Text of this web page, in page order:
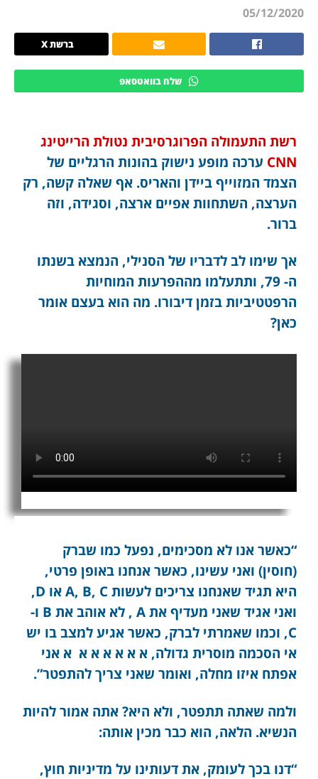
05/12/2020
ברשת X
שלח בוואטסאפ
רשת התעמולה הפרוגרסיבית נטולת הרייטינג
CNN ערכה מופע נישוק בהונות הרגליים של
הצמד המזוייף ביידן והאריס. אף שאלה קשה, רק
הערצה, השתחוות אפיים ארצה, וסגידה, וזה
ברור.
אך שימו לב לדבריו של הסנילי, הנמצא בשנתו
ה- 79, ותתעלמו מההפרעות המוחיות
הרפטטיביות בזמן דיבורו. מה הוא בעצם אומר
כאן?
“כאשר אנו לא מסכימים, נפעל כמו שברק
(חוסין) ואני עשינו, כאשר אנחנו באופן פרטי,
היא תגיד שאנחנו צריכים לעשות A, B, C או D,
ואני אגיד שאני מעדיף את A , לא אוהב את B ו-
C, וכמו שאמרתי לברק, כאשר אגיע למצב בו יש
אי הסכמה מוסרית גדולה, א א א א א א א אני
אפתח איזו מחלה, ואומר שאני צריך להתפטר”.
ולמה שאתה תתפטר, ולא היא? אתה אמור להיות
הנשיא. הלאה, הוא כבר מכין אותה:
“דנו בכך לעומק, את דעותינו על מדיניות חוץ,